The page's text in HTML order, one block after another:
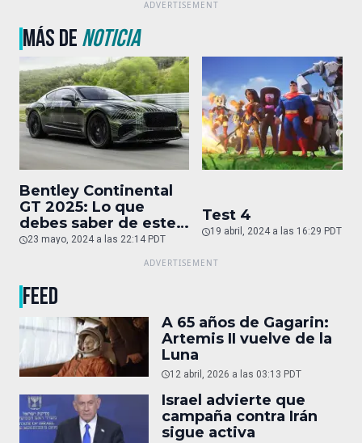
MÁS DENOTICIA
Bentley Continental
GT 2025: Lo que
debes saber de este
auto de superlujo
23 mayo, 2024 a las 22:14 PDT
Test 4
19 abril, 2024 a las 16:29 PDT
FEED
A 65 años de Gagarin:
Artemis II vuelve de la
Luna
12 abril, 2026 a las 03:13 PDT
Israel advierte que
campaña contra Irán
sigue activa